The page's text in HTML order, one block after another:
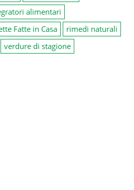
alimentari
Fatte in Casa
rimedi naturali
verdure di stagione